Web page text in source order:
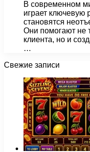
В современном
играет ключевую
становятся
Они помогают не
клиента, но и
…
Свежие записи